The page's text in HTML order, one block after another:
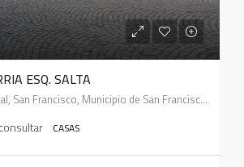
ESQ. SALTA
1201, Salta, Catedral, San Francisco, Municipio de San Francisco, Pedanía Juárez Celman, Departamento San Justo, Córdoba, X2400, Argentina
consultar CASAS